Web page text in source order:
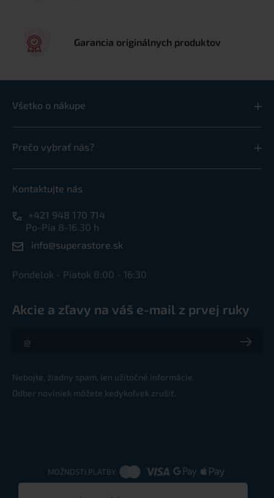
Garancia originálnych produktov
Všetko o nákupe
Prečo vybrať nás?
Kontaktujte nás
+421 948 170 714
Po-Pia 8-16.30 h
info@superastore.sk
Pondelok - Piatok 8:00 - 16:30
Akcie a zľavy na váš e-mail z prvej ruky
Akcie a zľavy na váš e-mail z prvej ruky
Nebojte, žiadny spam, len užitočné informácie.
Odber noviniek môžete kedykoľvek zrušiť.
MOŽNOSTI PLATBY